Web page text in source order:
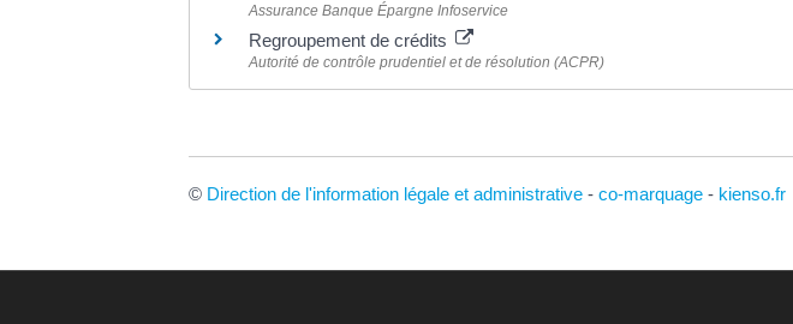
Assurance Banque Épargne Infoservice
Regroupement de crédits
Autorité de contrôle prudentiel et de résolution (ACPR)
© Direction de l'information légale et administrative - co-marquage - kienso.fr